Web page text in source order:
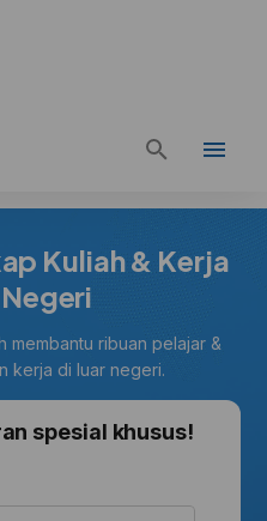
Kuliah & Kerja
membantu ribuan pelajar &
kerja di luar negeri.
spesial khusus!